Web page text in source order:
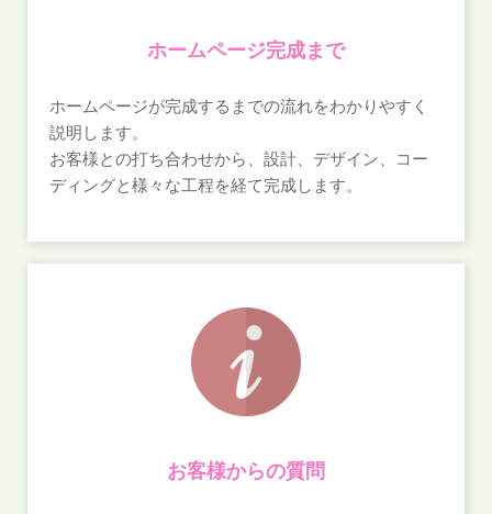
ホームページ完成まで
ホームページが完成するまでの流れをわかりやすく
説明します。
お客様との打ち合わせから、設計、デザイン、コー
ディングと様々な工程を経て完成します。
お客様からの質問